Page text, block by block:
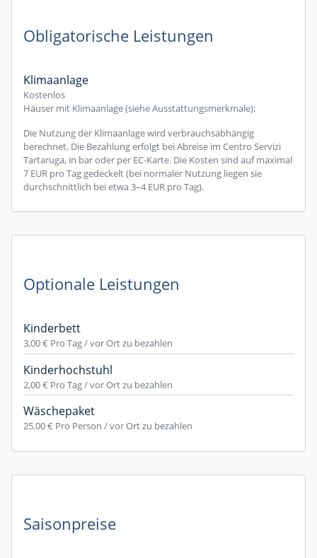
Obligatorische Leistungen
Klimaanlage
Kostenlos
Häuser mit Klimaanlage (siehe Ausstattungsmerkmale):
Die Nutzung der Klimaanlage wird verbrauchsabhängig
berechnet. Die Bezahlung erfolgt bei Abreise im Centro Servizi
Tartaruga, in bar oder per EC-Karte. Die Kosten sind auf maximal
7 EUR pro Tag gedeckelt (bei normaler Nutzung liegen sie
durchschnittlich bei etwa 3–4 EUR pro Tag).
Optionale Leistungen
Kinderbett
3,00 € Pro Tag / vor Ort zu bezahlen
Kinderhochstuhl
2,00 € Pro Tag / vor Ort zu bezahlen
Wäschepaket
25,00 € Pro Person / vor Ort zu bezahlen
Saisonpreise